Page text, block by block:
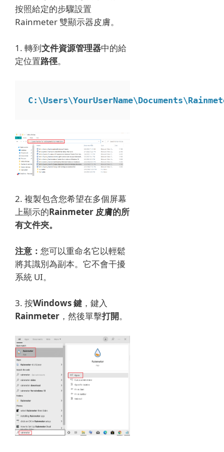
按照給定的步驟設置
Rainmeter 雙顯示器皮膚。
1. 轉到文件資源管理器中的給
定位置路徑。
2. 複製包含您希望在多個屏幕
上顯示的Rainmeter 皮膚的所
有文件夾。
注意： 您可以重命名它以輕鬆
將其識別為副本。 它不會干擾
系統 UI。
3. 按Windows 鍵 ，鍵入
Rainmeter ，然後單擊打開。